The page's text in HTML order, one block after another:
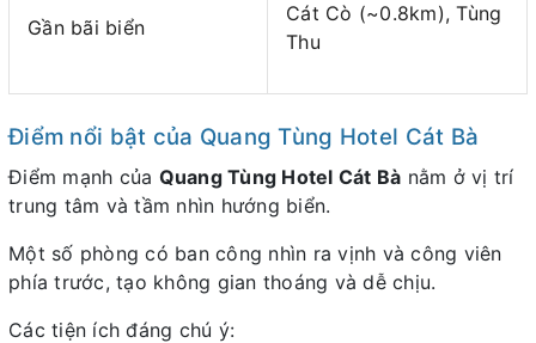
Gần bãi biển
Cát Cò (~0.8km), Tùng
Thu
Điểm nổi bật của Quang Tùng Hotel Cát Bà
Điểm mạnh của Quang Tùng Hotel Cát Bà nằm ở vị trí
trung tâm và tầm nhìn hướng biển.
Một số phòng có ban công nhìn ra vịnh và công viên
phía trước, tạo không gian thoáng và dễ chịu.
Các tiện ích đáng chú ý: